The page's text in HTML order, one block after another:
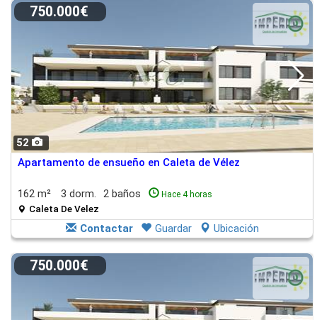
52
750.000€
Apartamento de ensueño en Caleta de Vélez
162 m² 3 dorm. 2 baños Hace 4 horas
Caleta De Velez
Contactar Guardar Ubicación
750.000€